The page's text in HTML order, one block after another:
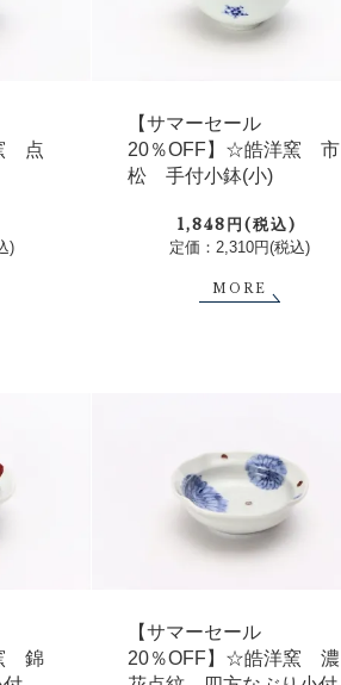
点
)
【サマーセール
20％OFF】☆皓洋窯 市
松 手付小鉢(小)
1,848円(税込)
定価：2,310円(税込)
MORE
錦
【サマーセール
20％OFF】☆皓洋窯 濃